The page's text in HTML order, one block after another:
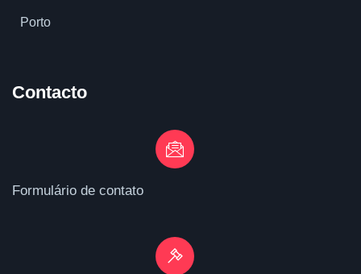
Porto
Contacto
Formulário de contato